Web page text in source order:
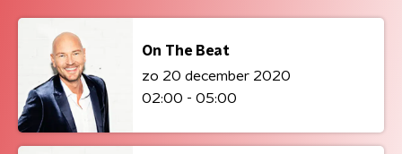
On The Beat
zo 20 december 2020
02:00 - 05:00